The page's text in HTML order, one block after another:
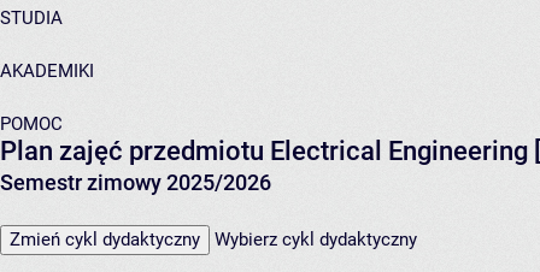
STUDIA
AKADEMIKI
POMOC
Plan zajęć przedmiotu Electrical Engineering
Semestr zimowy 2025/2026
Zmień cykl dydaktyczny Wybierz cykl dydaktyczny